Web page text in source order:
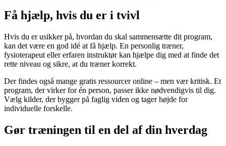
Få hjælp, hvis du er i tvivl
Hvis du er usikker på, hvordan du skal sammensætte dit program,
kan det være en god idé at få hjælp. En personlig træner,
fysioterapeut eller erfaren instruktør kan hjælpe dig med at finde det
rette niveau og sikre, at du træner korrekt.
Der findes også mange gratis ressourcer online – men vær kritisk. Et
program, der virker for én person, passer ikke nødvendigvis til dig.
Vælg kilder, der bygger på faglig viden og tager højde for
individuelle forskelle.
Gør træningen til en del af din hverdag